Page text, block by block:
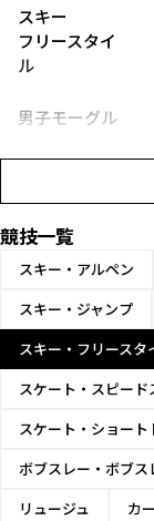
スキー
フリースタイ
ル
男子モーグル
男子ハーフパ
イプ
男子スキーク
ロス
男子スロープ
スタイル
男子ビッグエ
女子モーグル
競技一覧
スキー・アルペン
スキー・ジャンプ
スキー・フリースタ
スケート・スピード
スケート・ショート
ボブスレー・ボブス
リュージュ
カ